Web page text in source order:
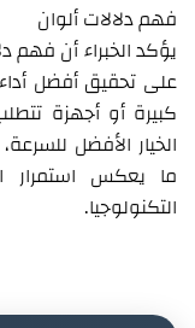
فهم دلالات ألوان
على تحقيق أفضل
كبيرة أو أجهزة
الخيار الأفضل
ما يعكس استمرار
التكنولوجيا.